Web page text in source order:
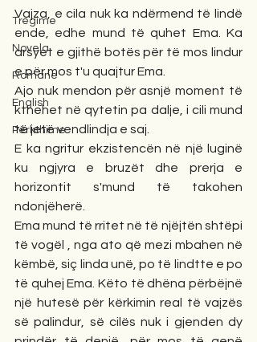
Tregime
Novela
Romane
English
Përkthime
Vajza, e cila nuk ka ndërmend të lindë
ende, edhe mund të quhet Ema. Ka
arsyet e gjithë botës për të mos lindur
e për mos t'u quajtur Ema.
Ajo nuk mendon për asnjë moment të
kthehet në qytetin pa dalje, i cili mund
të jetë vendlindja e saj.
E ka ngritur ekzistencën në një luginë
ku ngjyra e bruzët dhe prerja e
horizontit s'mund të takohen
ndonjëherë.
Ema mund të rritet në të njëjtën shtëpi
të vogël , nga ato që mezi mbahen në
këmbë, siç linda unë, po të lindtte e po
të quhej Ema. Këto të dhëna përbëjnë
një hutesë për kërkimin real të vajzës
së palindur, së cilës nuk i gjenden dy